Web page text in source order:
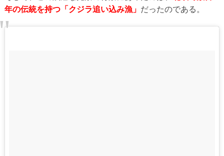
年の伝統を持つ「クジラ追い込み漁」 だったのである。